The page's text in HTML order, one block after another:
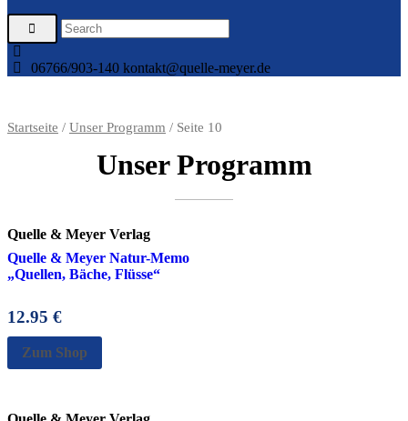
06766/903-140 kontakt@quelle-meyer.de
Startseite / Unser Programm / Seite 10
Unser Programm
Quelle & Meyer Verlag
Quelle & Meyer Natur-Memo
„Quellen, Bäche, Flüsse“
12.95 €
Zum Shop